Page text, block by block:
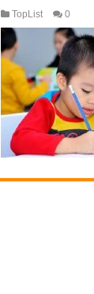
TopList 0